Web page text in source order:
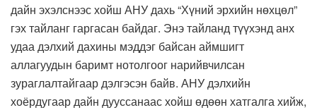
дайн эхэлснээс хойш АНУ дахь “Хүний эрхийн нөхцөл”
гэх тайланг гаргасан байдаг. Энэ тайланд түүхэнд анх
удаа дэлхий дахины мэддэг байсан аймшигт
аллагуудын баримт нотолгоог нарийвчилсан
зураглалтайгаар дэлгэсэн байв. АНУ дэлхийн
хоёрдугаар дайн дууссанаас хойш өдөөн хатгалга хийж,